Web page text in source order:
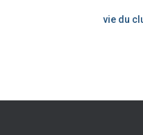
vie du